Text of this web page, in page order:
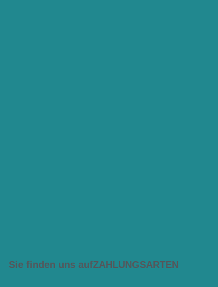
Sie finden uns aufZAHLUNGSARTEN